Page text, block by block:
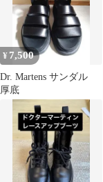
¥ 7,500
Dr. Martens サンダル
厚底